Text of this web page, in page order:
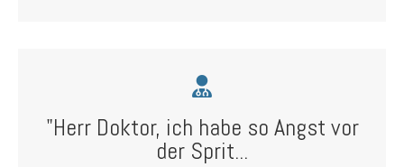
"Herr Doktor, ich habe so Angst vor
der Sprit...